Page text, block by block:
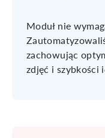
Moduł nie
zachowując
zdjęć i szybkości